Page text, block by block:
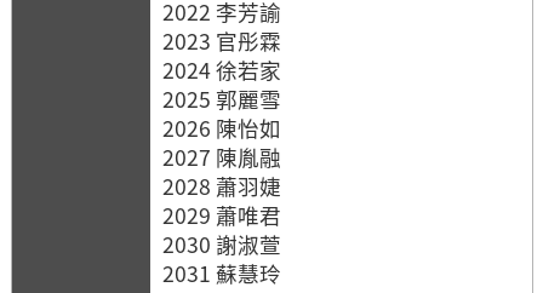
2022 李芳諭
2023 官彤霖
2024 徐若家
2025 郭麗雪
2026 陳怡如
2027 陳胤融
2028 蕭羽婕
2029 蕭唯君
2030 謝淑萱
2031 蘇慧玲